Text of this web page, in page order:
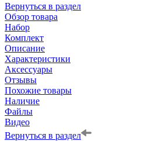
Вернуться в раздел
Обзор товара
Набор
Комплект
Описание
Характеристики
Аксессуары
Отзывы
Похожие товары
Наличие
Файлы
Видео
Вернуться в раздел